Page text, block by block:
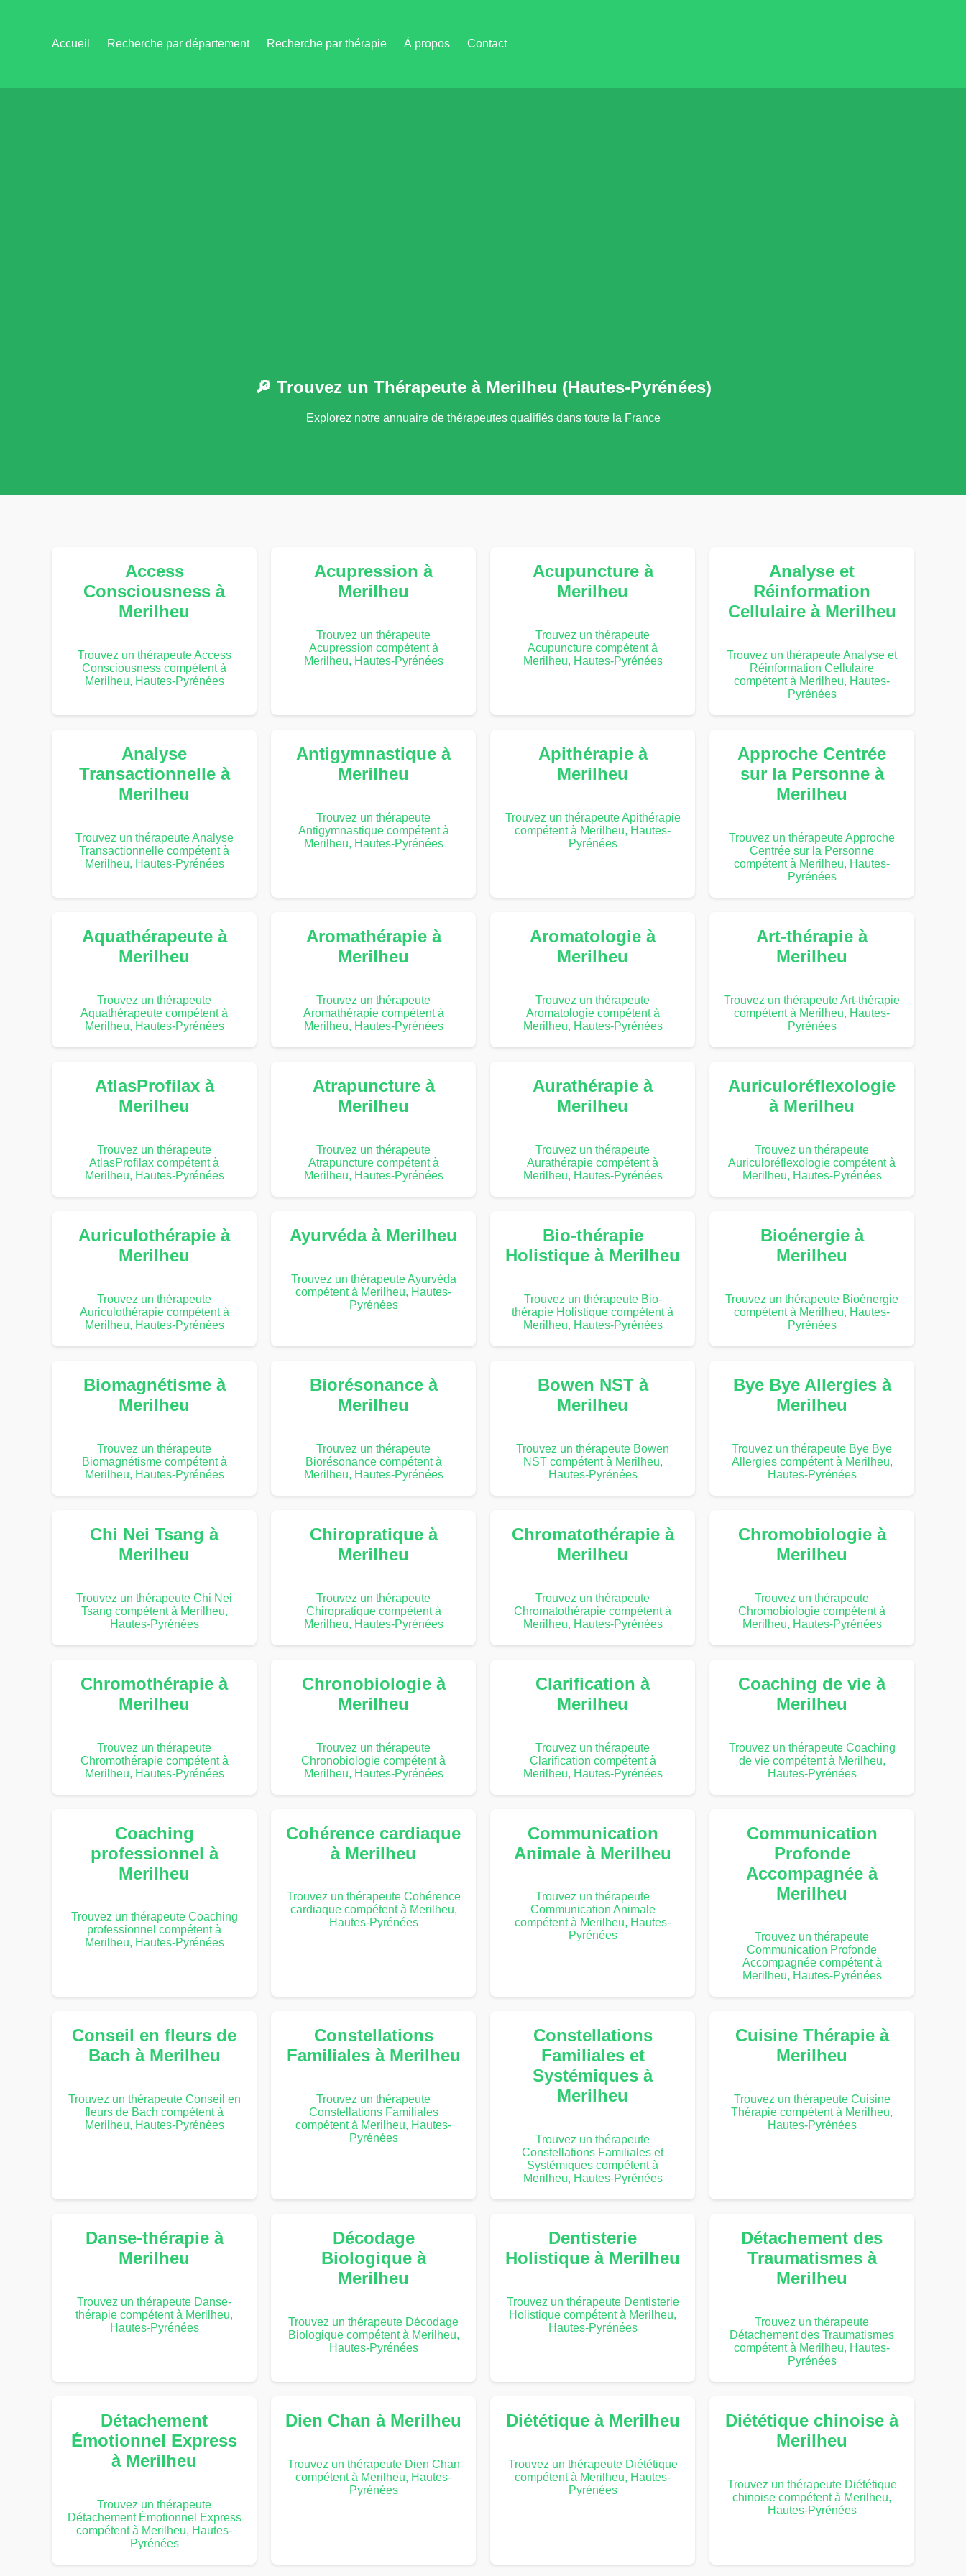
Accueil Recherche par département Recherche par thérapie À propos Contact
🔎 Trouvez un Thérapeute à Merilheu (Hautes-Pyrénées)
Explorez notre annuaire de thérapeutes qualifiés dans toute la France
Access
Consciousness à
Merilheu
Trouvez un thérapeute Access
Consciousness compétent à
Merilheu, Hautes-Pyrénées
Acupression à
Merilheu
Trouvez un thérapeute
Acupression compétent à
Merilheu, Hautes-Pyrénées
Acupuncture à
Merilheu
Trouvez un thérapeute
Acupuncture compétent à
Merilheu, Hautes-Pyrénées
Analyse et
Réinformation
Cellulaire à Merilheu
Trouvez un thérapeute Analyse et
Réinformation Cellulaire
compétent à Merilheu, Hautes-
Pyrénées
Analyse
Transactionnelle à
Merilheu
Trouvez un thérapeute Analyse
Transactionnelle compétent à
Merilheu, Hautes-Pyrénées
Antigymnastique à
Merilheu
Trouvez un thérapeute
Antigymnastique compétent à
Merilheu, Hautes-Pyrénées
Apithérapie à
Merilheu
Trouvez un thérapeute Apithérapie
compétent à Merilheu, Hautes-
Pyrénées
Approche Centrée
sur la Personne à
Merilheu
Trouvez un thérapeute Approche
Centrée sur la Personne
compétent à Merilheu, Hautes-
Pyrénées
Aquathérapeute à
Merilheu
Trouvez un thérapeute
Aquathérapeute compétent à
Merilheu, Hautes-Pyrénées
Aromathérapie à
Merilheu
Trouvez un thérapeute
Aromathérapie compétent à
Merilheu, Hautes-Pyrénées
Aromatologie à
Merilheu
Trouvez un thérapeute
Aromatologie compétent à
Merilheu, Hautes-Pyrénées
Art-thérapie à
Merilheu
Trouvez un thérapeute Art-thérapie
compétent à Merilheu, Hautes-
Pyrénées
AtlasProfilax à
Merilheu
Trouvez un thérapeute
AtlasProfilax compétent à
Merilheu, Hautes-Pyrénées
Atrapuncture à
Merilheu
Trouvez un thérapeute
Atrapuncture compétent à
Merilheu, Hautes-Pyrénées
Aurathérapie à
Merilheu
Trouvez un thérapeute
Aurathérapie compétent à
Merilheu, Hautes-Pyrénées
Auriculoréflexologie
à Merilheu
Trouvez un thérapeute
Auriculoréflexologie compétent à
Merilheu, Hautes-Pyrénées
Auriculothérapie à
Merilheu
Trouvez un thérapeute
Auriculothérapie compétent à
Merilheu, Hautes-Pyrénées
Ayurvéda à Merilheu
Trouvez un thérapeute Ayurvéda
compétent à Merilheu, Hautes-
Pyrénées
Bio-thérapie
Holistique à Merilheu
Trouvez un thérapeute Bio-
thérapie Holistique compétent à
Merilheu, Hautes-Pyrénées
Bioénergie à
Merilheu
Trouvez un thérapeute Bioénergie
compétent à Merilheu, Hautes-
Pyrénées
Biomagnétisme à
Merilheu
Trouvez un thérapeute
Biomagnétisme compétent à
Merilheu, Hautes-Pyrénées
Biorésonance à
Merilheu
Trouvez un thérapeute
Biorésonance compétent à
Merilheu, Hautes-Pyrénées
Bowen NST à
Merilheu
Trouvez un thérapeute Bowen
NST compétent à Merilheu,
Hautes-Pyrénées
Bye Bye Allergies à
Merilheu
Trouvez un thérapeute Bye Bye
Allergies compétent à Merilheu,
Hautes-Pyrénées
Chi Nei Tsang à
Merilheu
Trouvez un thérapeute Chi Nei
Tsang compétent à Merilheu,
Hautes-Pyrénées
Chiropratique à
Merilheu
Trouvez un thérapeute
Chiropratique compétent à
Merilheu, Hautes-Pyrénées
Chromatothérapie à
Merilheu
Trouvez un thérapeute
Chromatothérapie compétent à
Merilheu, Hautes-Pyrénées
Chromobiologie à
Merilheu
Trouvez un thérapeute
Chromobiologie compétent à
Merilheu, Hautes-Pyrénées
Chromothérapie à
Merilheu
Trouvez un thérapeute
Chromothérapie compétent à
Merilheu, Hautes-Pyrénées
Chronobiologie à
Merilheu
Trouvez un thérapeute
Chronobiologie compétent à
Merilheu, Hautes-Pyrénées
Clarification à
Merilheu
Trouvez un thérapeute
Clarification compétent à
Merilheu, Hautes-Pyrénées
Coaching de vie à
Merilheu
Trouvez un thérapeute Coaching
de vie compétent à Merilheu,
Hautes-Pyrénées
Coaching
professionnel à
Merilheu
Trouvez un thérapeute Coaching
professionnel compétent à
Merilheu, Hautes-Pyrénées
Cohérence cardiaque
à Merilheu
Trouvez un thérapeute Cohérence
cardiaque compétent à Merilheu,
Hautes-Pyrénées
Communication
Animale à Merilheu
Trouvez un thérapeute
Communication Animale
compétent à Merilheu, Hautes-
Pyrénées
Communication
Profonde
Accompagnée à
Merilheu
Trouvez un thérapeute
Communication Profonde
Accompagnée compétent à
Merilheu, Hautes-Pyrénées
Conseil en fleurs de
Bach à Merilheu
Trouvez un thérapeute Conseil en
fleurs de Bach compétent à
Merilheu, Hautes-Pyrénées
Constellations
Familiales à Merilheu
Trouvez un thérapeute
Constellations Familiales
compétent à Merilheu, Hautes-
Pyrénées
Constellations
Familiales et
Systémiques à
Merilheu
Trouvez un thérapeute
Constellations Familiales et
Systémiques compétent à
Merilheu, Hautes-Pyrénées
Cuisine Thérapie à
Merilheu
Trouvez un thérapeute Cuisine
Thérapie compétent à Merilheu,
Hautes-Pyrénées
Danse-thérapie à
Merilheu
Trouvez un thérapeute Danse-
thérapie compétent à Merilheu,
Hautes-Pyrénées
Décodage
Biologique à
Merilheu
Trouvez un thérapeute Décodage
Biologique compétent à Merilheu,
Hautes-Pyrénées
Dentisterie
Holistique à Merilheu
Trouvez un thérapeute Dentisterie
Holistique compétent à Merilheu,
Hautes-Pyrénées
Détachement des
Traumatismes à
Merilheu
Trouvez un thérapeute
Détachement des Traumatismes
compétent à Merilheu, Hautes-
Pyrénées
Détachement
Émotionnel Express
à Merilheu
Trouvez un thérapeute
Détachement Émotionnel Express
compétent à Merilheu, Hautes-
Pyrénées
Dien Chan à Merilheu
Trouvez un thérapeute Dien Chan
compétent à Merilheu, Hautes-
Pyrénées
Diététique à Merilheu
Trouvez un thérapeute Diététique
compétent à Merilheu, Hautes-
Pyrénées
Diététique chinoise à
Merilheu
Trouvez un thérapeute Diététique
chinoise compétent à Merilheu,
Hautes-Pyrénées